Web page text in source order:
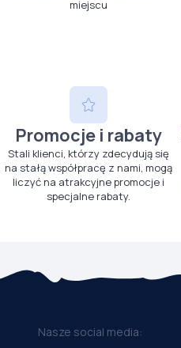
miejscu
Promocje i rabaty
Stali klienci, którzy zdecydują się
na stałą współpracę z nami, mogą
liczyć na atrakcyjne promocje i
specjalne rabaty.
Nasze social media: